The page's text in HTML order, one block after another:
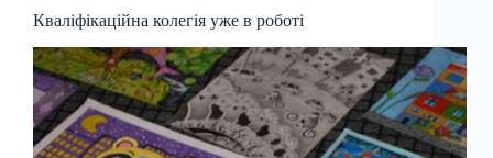
Кваліфікаційна колегія уже в роботі